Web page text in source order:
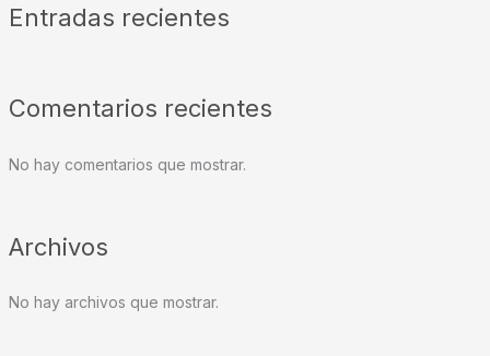
Entradas recientes
Comentarios recientes
No hay comentarios que mostrar.
Archivos
No hay archivos que mostrar.